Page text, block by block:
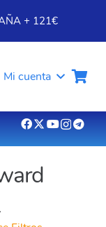
+ 121€
Mi cuenta